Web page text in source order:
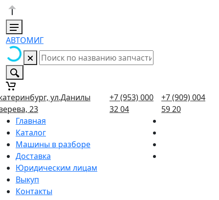
АВТОМИГ
ул.Данилы
23
+7 (953) 000
32 04
+7 (909) 004
59 20
Главная
Каталог
Машины в разборе
Доставка
Юридическим лицам
Выкуп
Контакты